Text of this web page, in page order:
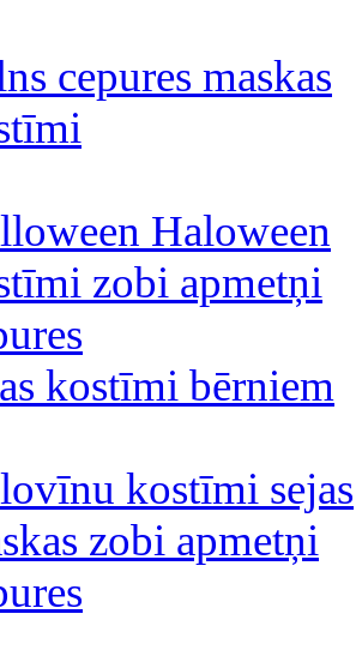
cepures maskas
Haloween
zobi apmetņi
kostīmi bērniem
kostīmi sejas
zobi apmetņi